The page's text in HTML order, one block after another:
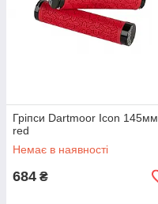
Гріпси Dartmoor Icon 145мм,
red
Немає в наявності
684 ₴